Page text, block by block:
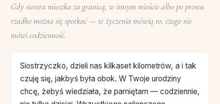
Gdy siostra mieszka za granicą, w innym mieście albo po prostu
rzadko można się spotkać — te życzenia mówią to, czego nie
mówi codzienność.
Siostrzyczko, dzieli nas kilkaset kilometrów, a i tak
czuję się, jakbyś była obok. W Twoje urodziny
chcę, żebyś wiedziała, że pamiętam — codziennie,